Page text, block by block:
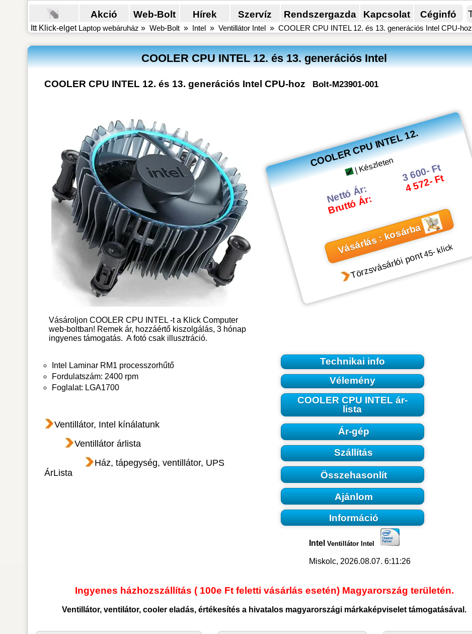
Akció Web-Bolt Hírek Szervíz Rendszergazda Kapcsolat Céginfó
Itt Klick-elget Laptop webáruház » Web-Bolt» Intel» Ventillátor Intel» COOLER CPU INTEL 12. és 13. generációs Intel CPU-hoz
COOLER CPU INTEL 12. és 13. generációs Intel
COOLER CPU INTEL 12. és 13. generációs Intel CPU-hoz Bolt-M23901-001
Vásároljon COOLER CPU INTEL -t a Klick Computer
web-boltban! Remek ár, hozzáértő kiszolgálás, 3 hónap
ingyenes támogatás. A fotó csak illusztráció.
COOLER CPU INTEL 12.
| Készleten
Nettó Ár:
Bruttó Ár:
3 600- Ft
4 572- Ft
Vásárlás : kosárba
Törzsvásárlói pont45- klick
Intel Laminar RM1 processzorhűtő
Fordulatszám: 2400 rpm
Foglalat: LGA1700
Ventillátor, Intel kínálatunk
Ventillátor árlista
Ház, tápegység, ventillátor, UPS
ÁrLista
Technikai info
Vélemény
COOLER CPU INTEL ár-
lista
Ár-gép
Szállítás
Összehasonlít
Ajánlom
Információ
Intel Ventillátor Intel
Miskolc, 2026.08.07. 6:11:26
Ingyenes házhozszállítás ( 100e Ft feletti vásárlás esetén) Magyarország területén.
Ventillátor, ventilátor, cooler eladás, értékesítés a hivatalos magyarországi márkaképviselet támogatásával.